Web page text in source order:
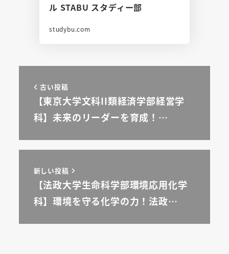
ル STABU スタディー部
studybu.com
古い投稿
【東京大学文科II類経済学部経営学
科】未来のリーダーを育成！…
新しい投稿
【法政大学生命科学部環境応用化学
科】環境を守る化学の力！法政…